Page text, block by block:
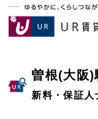
曽根(大阪)
新料・保証人